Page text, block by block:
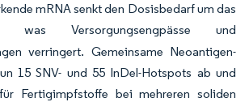
mRNA senkt den Dosisbedarf um das
was Versorgungsengpässe und
verringert. Gemeinsame Neoantigen-
15 SNV- und 55 InDel-Hotspots ab und
Fertigimpfstoffe bei mehreren soliden